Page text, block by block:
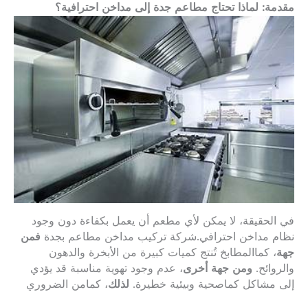
مقدمة: لماذا تحتاج مطاعم جدة إلى مداخن احترافية؟
في الحقيقة، لا يمكن لأي مطعم أن يعمل بكفاءة دون وجود
نظام مداخن احترافي.شركة تركيب مداخن مطاعم بجدة فمن
جهة، كماالمطابخ تُنتج كميات كبيرة من الأبخرة والدهون
والروائح. ومن جهة أخرى، عدم وجود تهوية مناسبة قد يؤدي
إلى مشاكل كماصحية وبيئية خطيرة. لذلك، كمامن الضروري